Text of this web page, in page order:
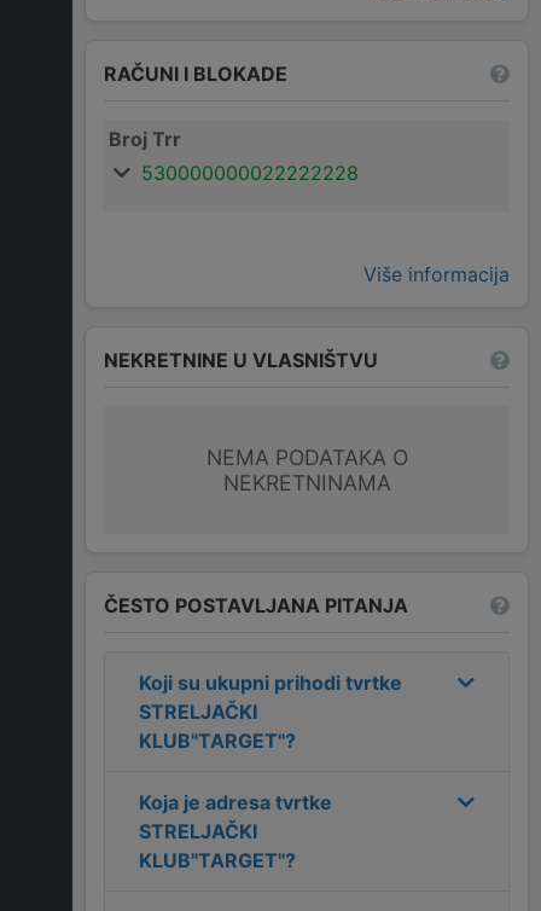
RAČUNI I BLOKADE
Broj Trr
530000000022222228
Više informacija
NEKRETNINE U VLASNIŠTVU
NEMA PODATAKA O
NEKRETNINAMA
ČESTO POSTAVLJANA PITANJA
Koji su ukupni prihodi tvrtke
STRELJAČKI
KLUB"TARGET"?
Koja je adresa tvrtke
STRELJAČKI
KLUB"TARGET"?